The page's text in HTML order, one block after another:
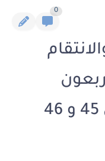
0
والسادس والاربعون 45 و 46